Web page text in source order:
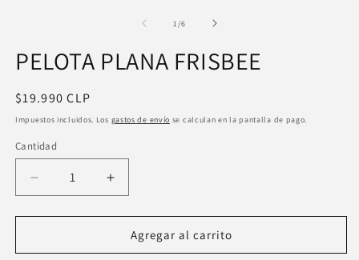
una
ventana
1 /de
6
PELOTA PLANA FRISBEE
Precio
habitual
$19.990 CLP
Impuestos incluidos. Los gastos de envío se calculan en la pantalla de pago.
Cantidad
Reducir
cantidad
para
PLANA
Aumentar
cantidad
para
PELOTA
PLANA
Agregar al carrito